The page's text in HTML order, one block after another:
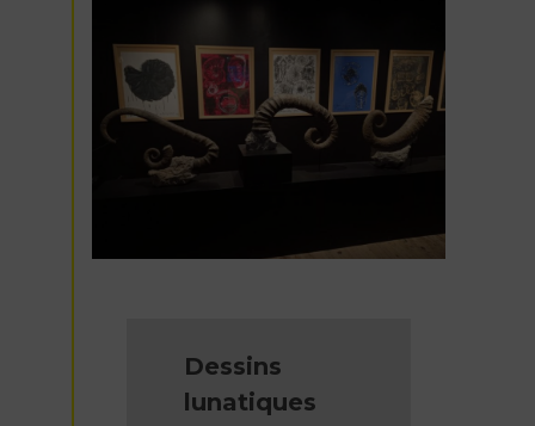
Dessins
lunatiques